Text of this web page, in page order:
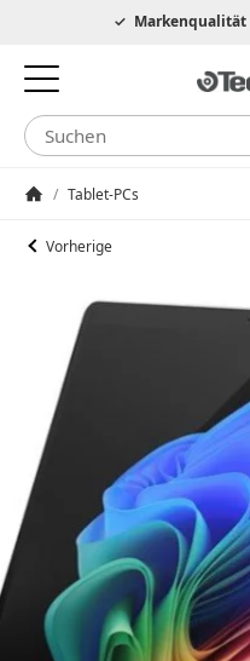
Hotline 0049 6205 3079975
Markenqualität
/ Tablet-PCs
Vorherige